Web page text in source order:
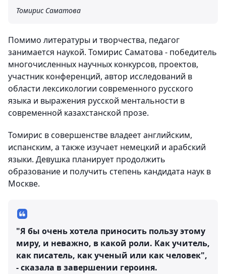
Томирис Саматова
Помимо литературы и творчества, педагог
занимается наукой. Томирис Саматова - победитель
многочисленных научных конкурсов, проектов,
участник конференций, автор исследований в
области лексикологии современного русского
языка и выражения русской ментальности в
современной казахстанской прозе.
Томирис в совершенстве владеет английским,
испанским, а также изучает немецкий и арабский
языки. Девушка планирует продолжить
образование и получить степень кандидата наук в
Москве.
"Я бы очень хотела приносить пользу этому
миру, и неважно, в какой роли. Как учитель,
как писатель, как ученый или как человек",
- сказала в завершении героиня.